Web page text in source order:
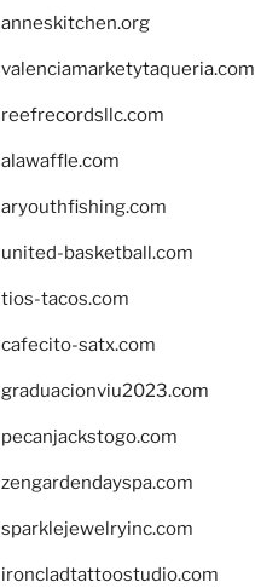
anneskitchen.org
valenciamarketytaqueria.com
reefrecordsllc.com
alawaffle.com
aryouthfishing.com
united-basketball.com
tios-tacos.com
cafecito-satx.com
graduacionviu2023.com
pecanjackstogo.com
zengardendayspa.com
sparklejewelryinc.com
ironcladtattoostudio.com